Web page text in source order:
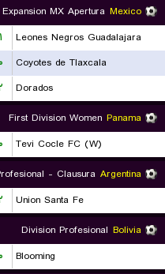
Mexico
MX Apertura
Leones Negros Guadalajara
۱
Coyotes de Tlaxcala
۰
Dorados
Panama
First Division Women
Tevi Cocle FC (W)
۰
Argentina
- Clausura
Union Santa Fe
Bolivia
Division Profesional
Blooming
۰